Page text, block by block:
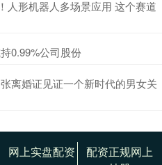
人形机器人多场景应用 这个赛道
0.99%公司股份
离婚证见证一个新时代的男女关
网上实盘配资
配资正规网上